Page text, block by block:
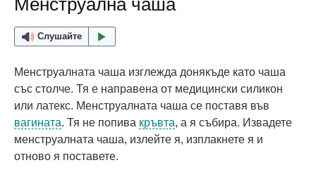
Менструална чаша
Слушайте
Менструалната чаша изглежда донякъде като чаша
със столче. Тя е направена от медицински силикон
или латекс. Менструалната чаша се поставя във
вагината. Тя не попива кръвта, а я събира. Извадете
менструалната чаша, излейте я, изплакнете я и
отново я поставете.